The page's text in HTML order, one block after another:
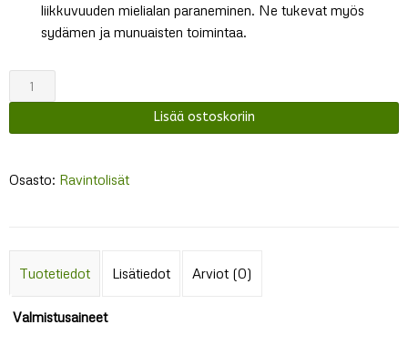
liikkuvuuden mielialan paraneminen. Ne tukevat myös
sydämen ja munuaisten toimintaa.
Nutrolin
Senior
Lisää ostoskoriin
Osasto: Ravintolisät
Tuotetiedot Lisätiedot Arviot (0)
Valmistusaineet